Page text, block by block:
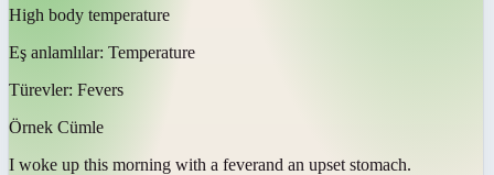
High body temperature
Eş anlamlılar: Temperature
Türevler: Fevers
Örnek Cümle
I woke up this morning with a feverand an upset stomach.